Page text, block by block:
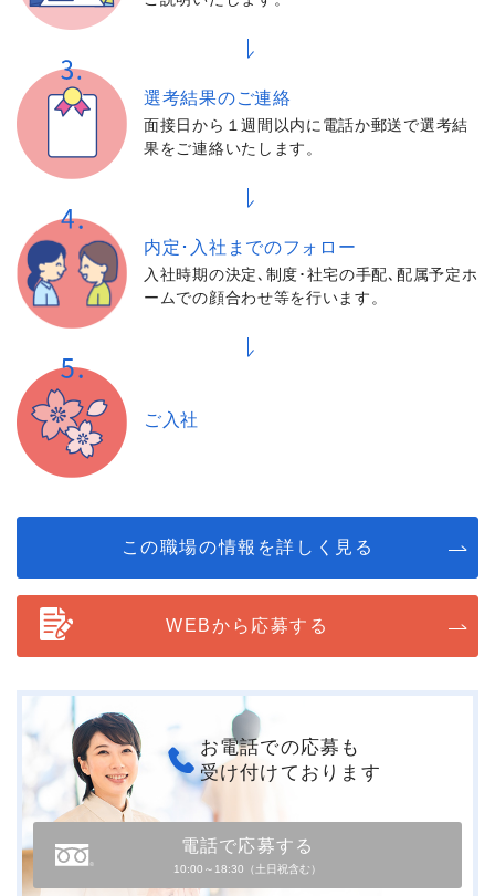
選考結果のご連絡
面接日から１週間以内に電話か郵送で選考結
果をご連絡いたします。
内定･入社までのフォロー
入社時期の決定､制度･社宅の手配､配属予定ホ
ームでの顔合わせ等を行います。
ご入社
この職場の情報を詳しく見る
WEBから応募する
お電話での応募も
受け付けております
電話で応募する
10:00～18:30（土日祝含む）